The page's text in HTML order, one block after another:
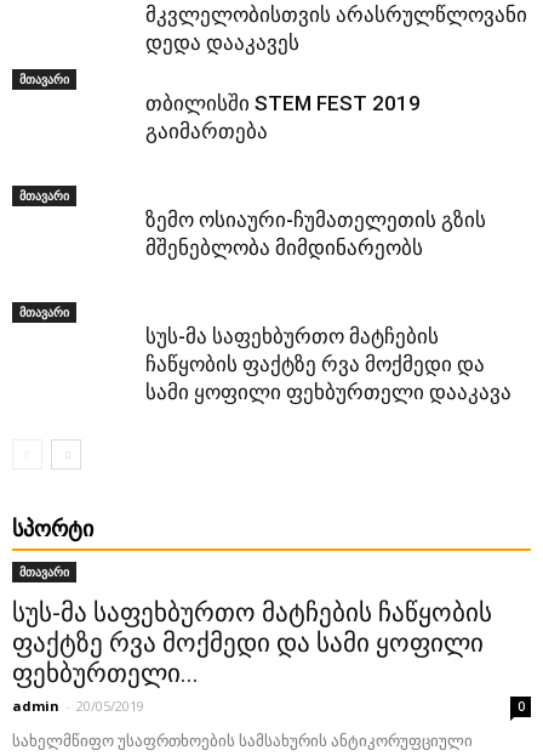
მკვლელობისთვის არასრულწლოვანი
დედა დააკავეს
მთავარი
თბილისში STEM FEST 2019
გაიმართება
მთავარი
ზემო ოსიაური-ჩუმათელეთის გზის
მშენებლობა მიმდინარეობს
მთავარი
სუს-მა საფეხბურთო მატჩების
ჩაწყობის ფაქტზე რვა მოქმედი და
სამი ყოფილი ფეხბურთელი დააკავა
ᲡᲞᲝᲠᲢᲘ
მთავარი
სუს-მა საფეხბურთო მატჩების ჩაწყობის
ფაქტზე რვა მოქმედი და სამი ყოფილი
ფეხბურთელი...
admin - 20/05/2019 0
სახელმწიფო უსაფრთხოების სამსახურის ანტიკორუფციული